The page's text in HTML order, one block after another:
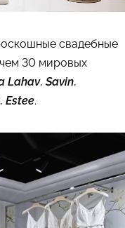
свадебные
30 мировых
Lahav, Savin,
, Estee.